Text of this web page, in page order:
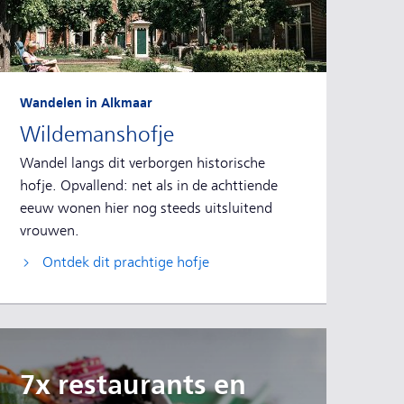
Wildemanshofje
Wandelen in Alkmaar
Wandel langs dit verborgen historische
hofje. Opvallend: net als in de achttiende
eeuw wonen hier nog steeds uitsluitend
vrouwen.
Ontdek dit prachtige hofje
7x restaurants en